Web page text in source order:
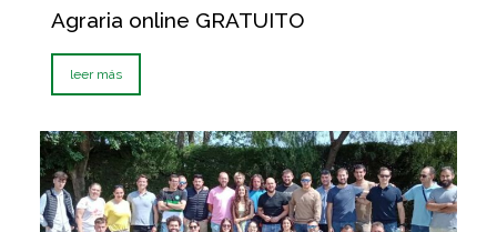
Agraria online GRATUITO
leer más